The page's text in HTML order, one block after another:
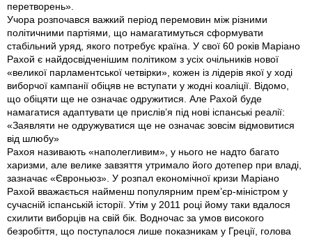
перетворень».
Учора розпочався важкий період перемовин між різними
політичними партіями, що намагатимуться сформувати
стабільний уряд, якого потребує країна. У свої 60 років Маріано
Рахой є найдосвідченішим політиком з усіх очільників нової
«великої парламентської четвірки», кожен iз лідерів якої у ході
виборчої кампанії обіцяв не вступати у жодні коаліції. Відомо,
що обіцяти ще не означає одружитися. Але Рахой буде
намагатися адаптувати це прислів’я під нові іспанські реалії:
«Заявляти не одружуватися ще не означає зовсім відмовитися
від шлюбу»
Рахоя називають «наполегливим», у нього не надто багато
харизми, але велике завзяття утримало його дотепер при владі,
зазначає «Євроньюз». У розпал економічної кризи Маріано
Рахой вважається найменш популярним прем’єр-міністром у
сучасній іспанській історії. Утім у 2011 році йому таки вдалося
схилити виборців на свій бік. Водночас за умов високого
безробіття, що поступалося лише показникам у Греції, голова